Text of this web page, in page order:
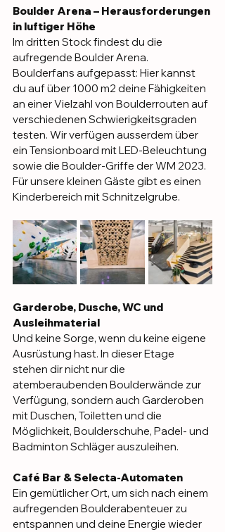
Boulder Arena – Herausforderungen
in luftiger Höhe
Im dritten Stock findest du die
aufregende Boulder Arena.
Boulderfans aufgepasst: Hier kannst
du auf über 1000 m2 deine Fähigkeiten
an einer Vielzahl von Boulderrouten auf
verschiedenen Schwierigkeitsgraden
testen. Wir verfügen ausserdem über
ein Tensionboard mit LED-Beleuchtung
sowie die Boulder-Griffe der WM 2023.
Für unsere kleinen Gäste gibt es einen
Kinderbereich mit Schnitzelgrube.
Garderobe, Dusche, WC und
Ausleihmaterial
Und keine Sorge, wenn du keine eigene
Ausrüstung hast. In dieser Etage
stehen dir nicht nur die
atemberaubenden Boulderwände zur
Verfügung, sondern auch Garderoben
mit Duschen, Toiletten und die
Möglichkeit, Boulderschuhe, Padel- und
Badminton Schläger auszuleihen.
Café Bar & Selecta-Automaten
Ein gemütlicher Ort, um sich nach einem
aufregenden Boulderabenteuer zu
entspannen und deine Energie wieder